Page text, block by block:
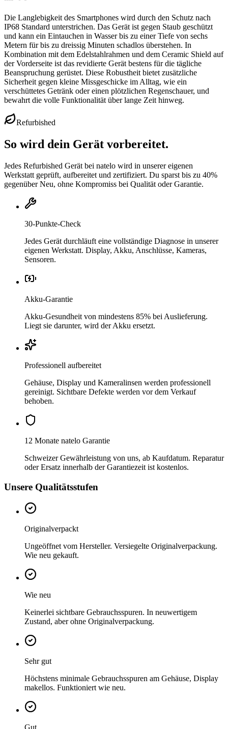
Die Langlebigkeit des Smartphones wird durch den Schutz nach
IP68 Standard unterstrichen. Das Gerät ist gegen Staub geschützt
und kann ein Eintauchen in Wasser bis zu einer Tiefe von sechs
Metern für bis zu dreissig Minuten schadlos überstehen. In
Kombination mit dem Edelstahlrahmen und dem Ceramic Shield auf
der Vorderseite ist das revidierte Gerät bestens für die tägliche
Beanspruchung gerüstet. Diese Robustheit bietet zusätzliche
Sicherheit gegen kleine Missgeschicke im Alltag, wie ein
verschüttetes Getränk oder einen plötzlichen Regenschauer, und
bewahrt die volle Funktionalität über lange Zeit hinweg.
Refurbished
So wird dein Gerät vorbereitet.
Jedes Refurbished Gerät bei natelo wird in unserer eigenen
Werkstatt geprüft, aufbereitet und zertifiziert. Du sparst bis zu 40%
gegenüber Neu, ohne Kompromiss bei Qualität oder Garantie.
30-Punkte-Check
Jedes Gerät durchläuft eine vollständige Diagnose in unserer
eigenen Werkstatt. Display, Akku, Anschlüsse, Kameras,
Sensoren.
Akku-Garantie
Akku-Gesundheit von mindestens 85% bei Auslieferung.
Liegt sie darunter, wird der Akku ersetzt.
Professionell aufbereitet
Gehäuse, Display und Kameralinsen werden professionell
gereinigt. Sichtbare Defekte werden vor dem Verkauf
behoben.
12 Monate natelo Garantie
Schweizer Gewährleistung von uns, ab Kaufdatum. Reparatur
oder Ersatz innerhalb der Garantiezeit ist kostenlos.
Unsere Qualitätsstufen
Originalverpackt
Ungeöffnet vom Hersteller. Versiegelte Originalverpackung.
Wie neu gekauft.
Wie neu
Keinerlei sichtbare Gebrauchsspuren. In neuwertigem
Zustand, aber ohne Originalverpackung.
Sehr gut
Höchstens minimale Gebrauchsspuren am Gehäuse, Display
makellos. Funktioniert wie neu.